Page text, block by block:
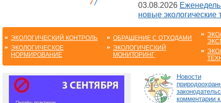
03.08.2026
новые экологические
ЭКОЛОГИЧЕСКИЙ КОНТРОЛЬ
ЭКОЛОГИЧЕСКОЕ
НОРМИРОВАНИЕ
ОБРАЩЕНИЕ С ОТХОДАМИ
ЭКОЛОГИЧЕСКИЙ
МОНИТОРИНГ
Новости
комментарии